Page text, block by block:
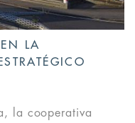
LA
la cooperativa